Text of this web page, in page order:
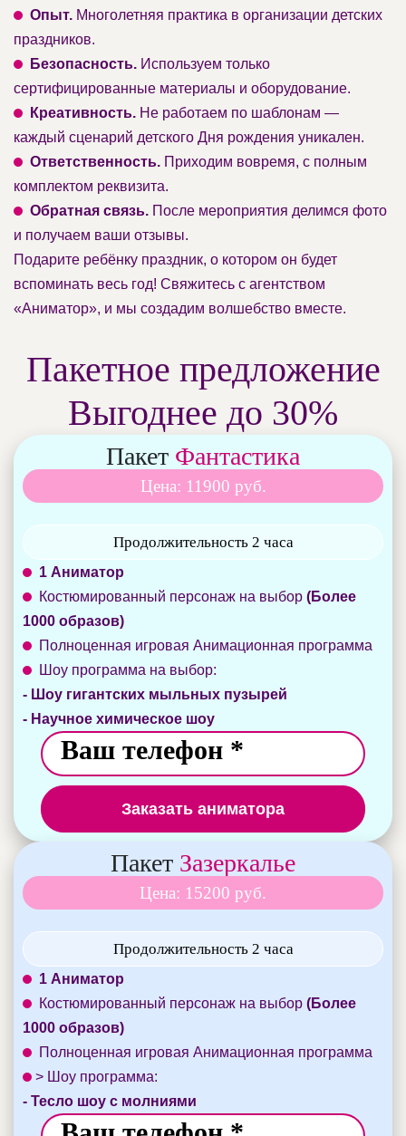
Опыт. Многолетняя практика в организации детских
праздников.
Безопасность. Используем только
сертифицированные материалы и оборудование.
Креативность. Не работаем по шаблонам —
каждый сценарий детского Дня рождения уникален.
Ответственность. Приходим вовремя, с полным
комплектом реквизита.
Обратная связь. После мероприятия делимся фото
и получаем ваши отзывы.
Подарите ребёнку праздник, о котором он будет
вспоминать весь год! Свяжитесь с агентством
«Аниматор», и мы создадим волшебство вместе.
Пакетное предложение
Выгоднее до 30%
Пакет Фантастика
Цена: 11900 руб.
Продолжительность 2 часа
1 Аниматор
Костюмированный персонаж на выбор (Более
1000 образов)
Полноценная игровая Анимационная программа
Шоу программа на выбор:
- Шоу гигантских мыльных пузырей
- Научное химическое шоу
Заказать аниматора
Пакет Зазеркалье
Цена: 15200 руб.
Продолжительность 2 часа
1 Аниматор
Костюмированный персонаж на выбор (Более
1000 образов)
Полноценная игровая Анимационная программа
> Шоу программа:
- Тесло шоу с молниями